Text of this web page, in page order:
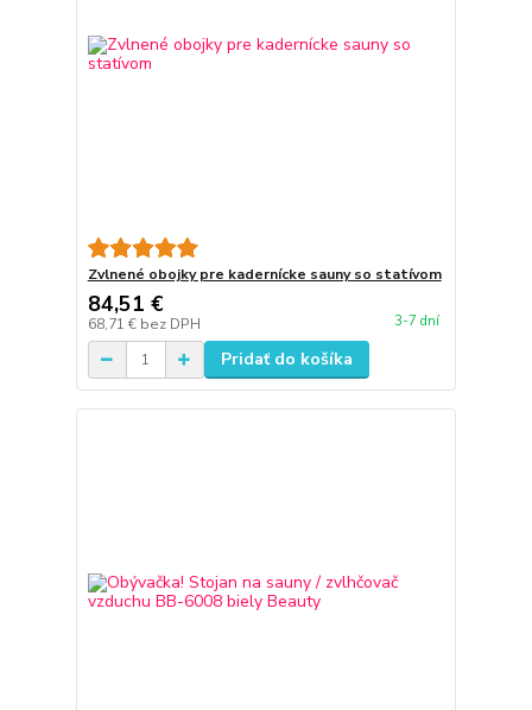
Zvlnené obojky pre kadernícke sauny so statívom
84,51 €
68,71 € bez DPH 3-7 dní
Pridať do košíka